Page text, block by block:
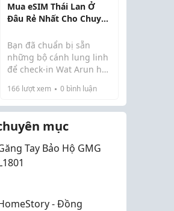
này phần lớn chỉ xảy ra
trên c...
Mua eSIM Thái Lan Ở
Đâu Rẻ Nhất Cho Chuyến
Bạn đã chuẩn bị sẵn
những bộ cánh lung linh
để check-in Wat Arun hay
chợ đêm sầm uất tại
Bangkok? Thế nhưng,
lại" vì bạn chưa biết mua
eSIM Thái Lan ở ...
166lượt xem 0bình luận
mục
Tay Bảo Hộ GMG
- Đồng